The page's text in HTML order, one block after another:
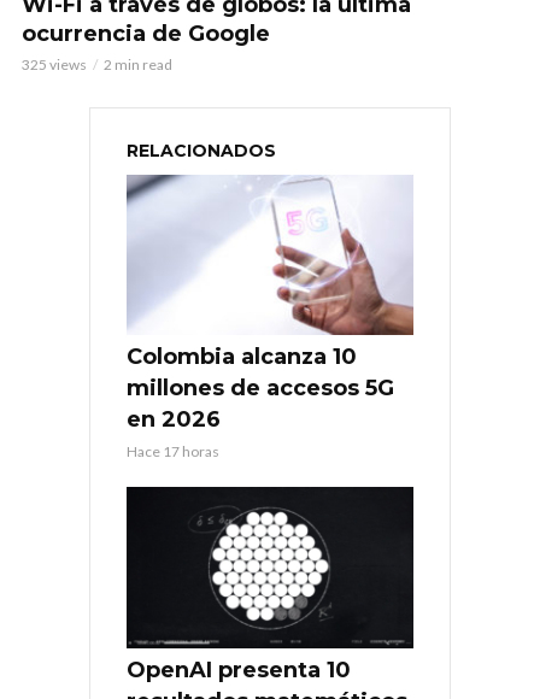
ocurrencia de Google
325 views 2 min read
RELACIONADOS
Colombia alcanza 10
millones de accesos 5G
en 2026
Hace 17 horas
OpenAI presenta 10